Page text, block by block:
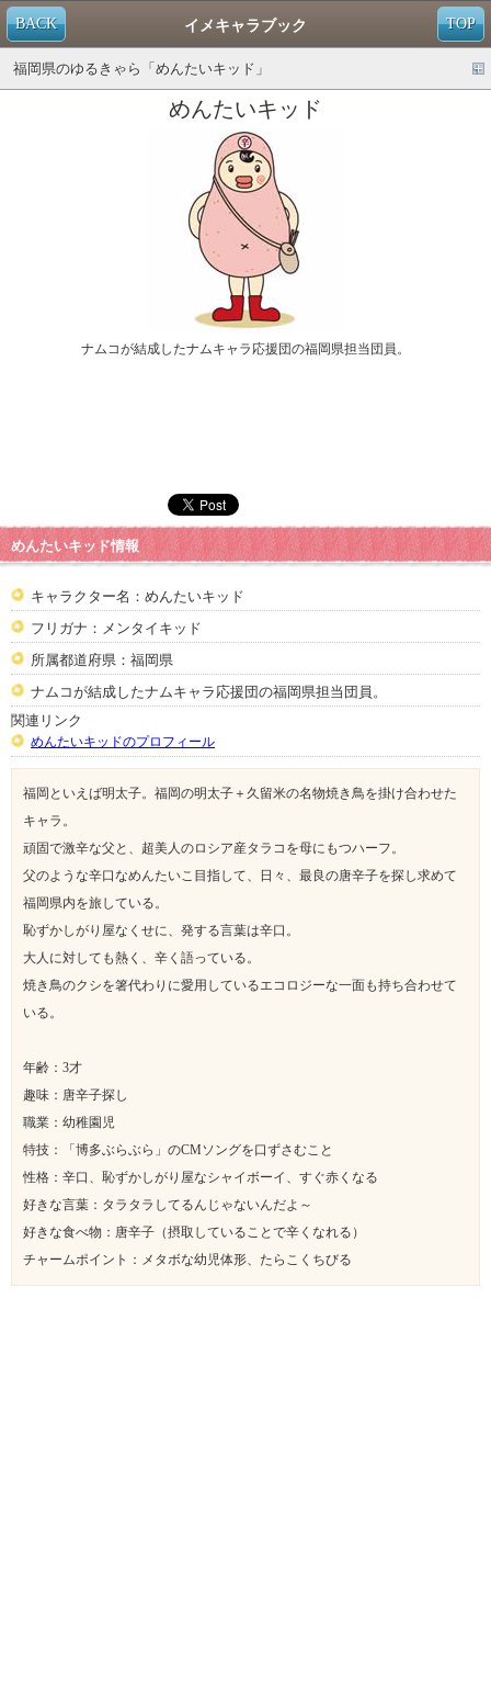
TOP
BACK イメキャラブック
福岡県のゆるきゃら「めんたいキッド」
めんたいキッド
ナムコが結成したナムキャラ応援団の福岡県担当団員。
めんたいキッド情報
キャラクター名：めんたいキッド
フリガナ：メンタイキッド
所属都道府県：福岡県
ナムコが結成したナムキャラ応援団の福岡県担当団員。
関連リンク
めんたいキッドのプロフィール
福岡といえば明太子。福岡の明太子＋久留米の名物焼き鳥を掛け合わせた
キャラ。
頑固で激辛な父と、超美人のロシア産タラコを母にもつハーフ。
父のような辛口なめんたいこ目指して、日々、最良の唐辛子を探し求めて
福岡県内を旅している。
恥ずかしがり屋なくせに、発する言葉は辛口。
大人に対しても熱く、辛く語っている。
焼き鳥のクシを箸代わりに愛用しているエコロジーな一面も持ち合わせて
いる。
年齢：3才
趣味：唐辛子探し
職業：幼稚園児
特技：「博多ぶらぶら」のCMソングを口ずさむこと
性格：辛口、恥ずかしがり屋なシャイボーイ、すぐ赤くなる
好きな言葉：タラタラしてるんじゃないんだよ～
好きな食べ物：唐辛子（摂取していることで辛くなれる）
チャームポイント：メタボな幼児体形、たらこくちびる